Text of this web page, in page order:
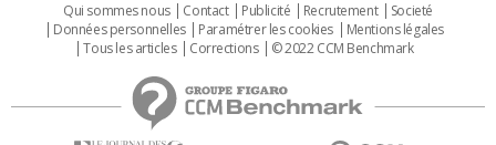
Qui sommes nous Contact Publicité Recrutement
Societé
Données personnelles
Paramétrer les cookies
Mentions légales
Tous les articles
Corrections © 2022 CCM Benchmark